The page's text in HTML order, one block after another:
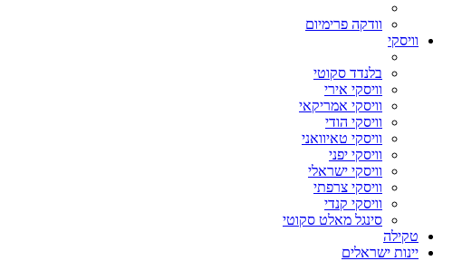
וודקה פרימיום
וויסקי
בלנדד סקוטי
וויסקי אירי
וויסקי אמריקאי
וויסקי הודי
וויסקי טאיוואני
וויסקי יפני
וויסקי ישראלי
וויסקי צרפתי
וויסקי קנדי
סינגל מאלט סקוטי
טקילה
יינות ישראלים